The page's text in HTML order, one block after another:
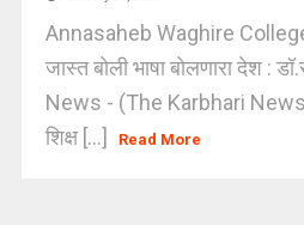
Annasaheb Waghire College
जास्त बोली भाषा बोलणारा देश :
News - (The Karbhari News
शिक्ष [...]
Read More